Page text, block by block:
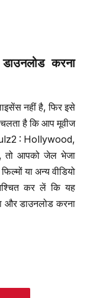
करना
नहीं है, फिर इसे
चलता है कि आप मूवीज
: Hollywood,
आपको जेल भेजा
या अन्य वीडियो
कर लें कि यह
और डाउनलोड करना